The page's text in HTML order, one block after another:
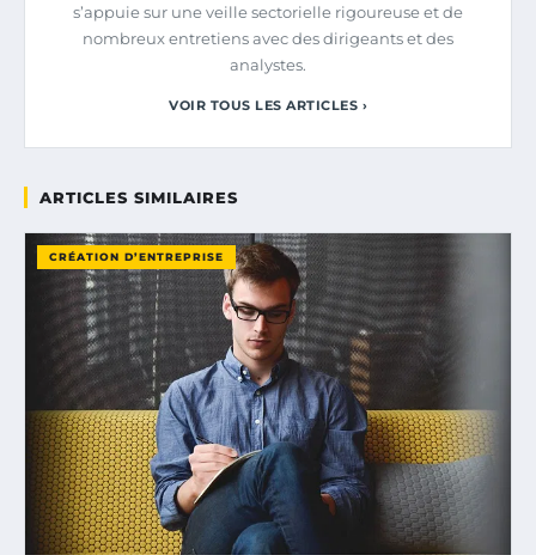
s’appuie sur une veille sectorielle rigoureuse et de
nombreux entretiens avec des dirigeants et des
analystes.
VOIR TOUS LES ARTICLES ›
ARTICLES SIMILAIRES
CRÉATION D’ENTREPRISE